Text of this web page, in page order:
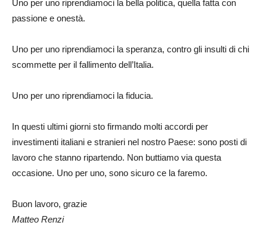
Uno per uno riprendiamoci la bella politica, quella fatta con
passione e onestà.
Uno per uno riprendiamoci la speranza, contro gli insulti di chi
scommette per il fallimento dell’Italia.
Uno per uno riprendiamoci la fiducia.
In questi ultimi giorni sto firmando molti accordi per
investimenti italiani e stranieri nel nostro Paese: sono posti di
lavoro che stanno ripartendo. Non buttiamo via questa
occasione. Uno per uno, sono sicuro ce la faremo.
Buon lavoro, grazie
Matteo Renzi